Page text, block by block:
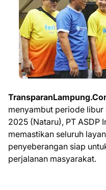
menyambut periode libur
2025 (Nataru), PT ASDP
memastikan seluruh
penyeberangan siap
perjalanan masyarakat.